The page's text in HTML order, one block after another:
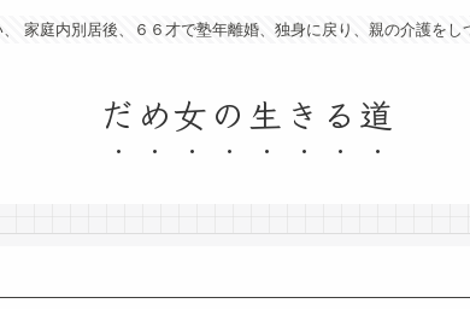
家庭内別居後、６６才で塾年離婚、独身に戻り、親の介護をし
だめ女の生きる道